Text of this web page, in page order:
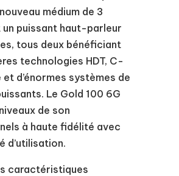
médium de 3
puissant haut-parleur
tous deux bénéficiant
technologies HDT, C-
et d’énormes systèmes de
Le Gold 100 6G
de son
à haute fidélité avec
d’utilisation.
caractéristiques